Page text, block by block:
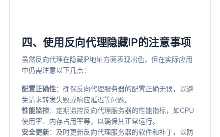
四、使用反向代理隐藏IP的注意事项
虽然反向代理在隐藏IP地址方面表现出色，但在实际应用
中仍需注意以下几点：
配置正确性​：确保反向代理服务器的配置正确无误，以避
免请求转发失败或响应延迟等问题。
性能监控​：定期监控反向代理服务器的性能指标，如CPU
使用率、内存占用率等，以确保其正常运行。
安全更新​：及时更新反向代理服务器的软件和补丁，以防